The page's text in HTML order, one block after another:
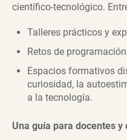
científico-tecnológico.
Talleres prácticos y
Retos de
Espacios formativos
curiosidad, la
a la tecnología.
Una guía para docentes